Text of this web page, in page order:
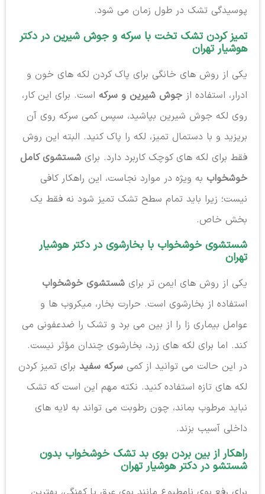
پوسیدگی تشک در طول زمان می شود.
تمیز کردن تشک تخت با سرکه و جوش شیرین در دکتر
هوشیار تهران
یکی از روش های خانگی برای پاک کردن لکه های خون و
ادرار، استفاده از جوش شیرین و سرکهاست. برای این کار،
روی لکه جوش شیرین بپاشید، سپس کمی سرکه روی آن
بریزید و با دستمال تمیز، لکه را پاک کنید. البته این روش
فقط برای لکه های کوچک کاربرد دارد. برای شستشوی کامل
خوشخواببه ویژه در موارد نجاست، این راهکار کافی
نیست؛ زیرا باید تمام سطح تشک تمیز شود نه فقط یک
بخش خاص.
شستشوی خوشخواب با بخارشوی در دکتر هوشیار
تهران
یکی از روش های ایمن تر برای شستشوی خوشخواب
استفاده از بخارشوی است. حرارت بخار، میکروب ها و
عوامل بیماری زا را از بین می برد و تشک را ضدعفونی می
کند. اما برای لکه های زرد، بخارشوی چندان مؤثر نیست.
در این حالت می توانید از کمی سرکه سفیدبرای تمیز کردن
لکه های تازه استفاده کنید. نکته مهم این است که تشک
نباید مرطوب بماند، چون رطوبت می تواند به لایه های
داخلی آسیب بزند.
راهکار از بین بردن بوی بد تشک خوشخواب بدون
شستشو در دکتر هوشیار تهران